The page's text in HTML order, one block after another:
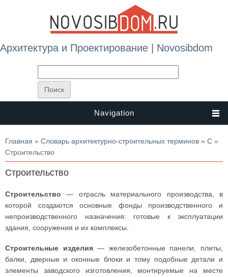
Архитектура и Проектирование | Novosibdom
Navigation
Вы здесь
Главная » Словарь архитектурно-строительных терминов » С »
Строительство
Строительство
Строительство — отрасль материального производства, в
которой создаются основные фонды производственного и
непроизводственного назначения: готовые к эксплуатации
здания, сооружения и их комплексы.
Строительные изделия— железобетонные панели, плиты,
балки, дверные и оконные блоки и тому подобные детали и
элементы заводского изготовления, монтируемые на месте